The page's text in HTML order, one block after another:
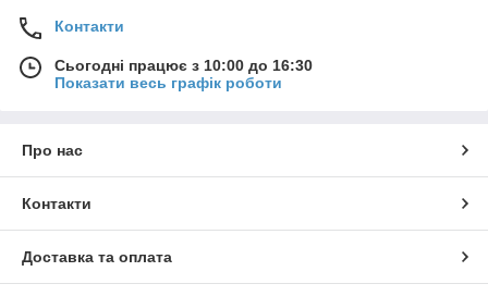
Контакти
Сьогодні працює з 10:00 до 16:30
Показати весь графік роботи
Про нас
Контакти
Доставка та оплата